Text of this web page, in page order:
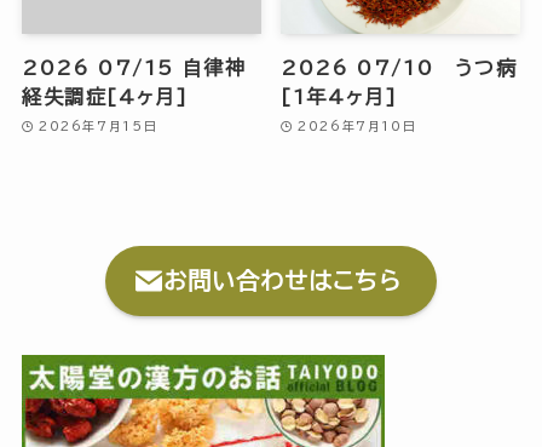
2026 07/15 自律神
経失調症[4ヶ月]
2026年7月15日
2026 07/10 うつ病
[1年4ヶ月]
2026年7月10日
お問い合わせはこちら